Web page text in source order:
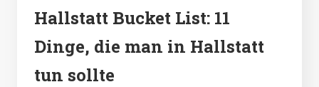
Hallstatt Bucket List: 11
Dinge, die man in Hallstatt
tun sollte